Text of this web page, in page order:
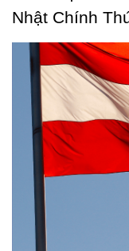
Nhật Chính